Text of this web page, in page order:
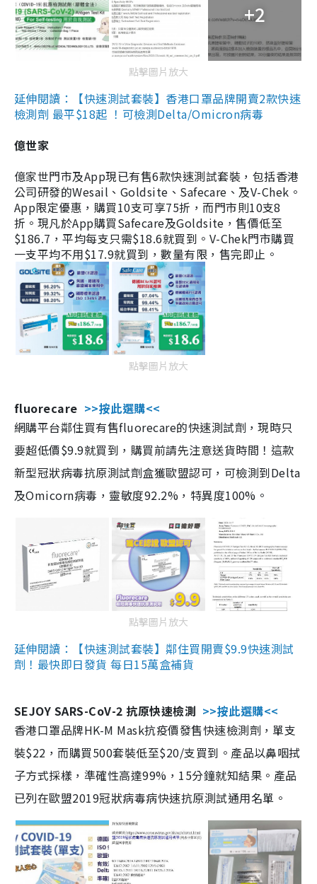
+2
點擊圖片放大
延伸閱讀：【快速測試套裝】香港口罩品牌開賣2款快速
檢測劑 最平$18起 ！可檢測Delta/Omicron病毒
億世家
億家世門市及App現已有售6款快速測試套裝，包括香港
公司研發的Wesail、Goldsite、Safecare、及V-Chek。
App限定優惠，購買10支可享75折，而門市則10支8
折。現凡於App購買Safecare及Goldsite，售價低至
$186.7，平均每支只需$18.6就買到。V-Chek門市購買
一支平均不用$17.9就買到，數量有限，售完即止。
點擊圖片放大
fluorecare >>按此選購<<
網購平台鄰住買有售fluorecare的快速測試劑，現時只
要超低價$9.9就買到，購買前請先注意送貨時間！這款
新型冠狀病毒抗原測試劑盒獲歐盟認可，可檢測到Delta
及Omicorn病毒，靈敏度92.2%，特異度100%。
點擊圖片放大
延伸閱讀：【快速測試套裝】鄰住買開賣$9.9快速測試
劑！最快即日發貨 每日15萬盒補貨
SEJOY SARS-CoV-2 抗原快速檢測 >>按此選購<<
香港口罩品牌HK-M Mask抗疫價發售快速檢測劑，單支
裝$22，而購買500套裝低至$20/支買到。產品以鼻咽拭
子方式採樣，準確性高達99%，15分鐘就知結果。產品
已列在歐盟2019冠狀病毒病快速抗原測試通用名單。